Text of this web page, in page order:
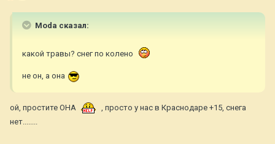
Moda сказал:
какой травы? снег по колено
не он, а она
ой, простите ОНА
, просто у нас в Краснодаре +15, снега
нет........